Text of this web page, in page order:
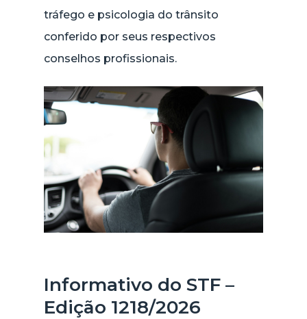
tráfego e psicologia do trânsito
conferido por seus respectivos
conselhos profissionais.
Informativo do STF –
Edição 1218/2026